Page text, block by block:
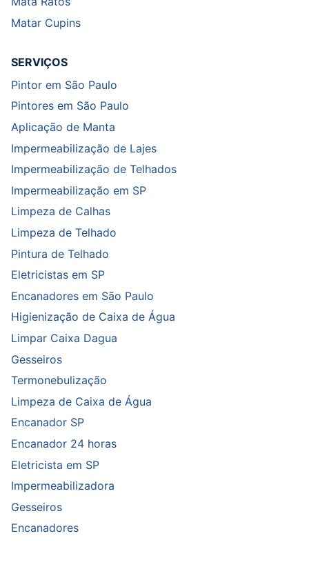
Matar Cupins
SERVIÇOS
Pintor em São Paulo
Pintores em São Paulo
Aplicação de Manta
Impermeabilização de Lajes
Impermeabilização de Telhados
Impermeabilização em SP
Limpeza de Calhas
Limpeza de Telhado
Pintura de Telhado
Eletricistas em SP
Encanadores em São Paulo
Higienização de Caixa de Água
Limpar Caixa Dagua
Gesseiros
Termonebulização
Limpeza de Caixa de Água
Encanador SP
Encanador 24 horas
Eletricista em SP
Impermeabilizadora
Gesseiros
Encanadores